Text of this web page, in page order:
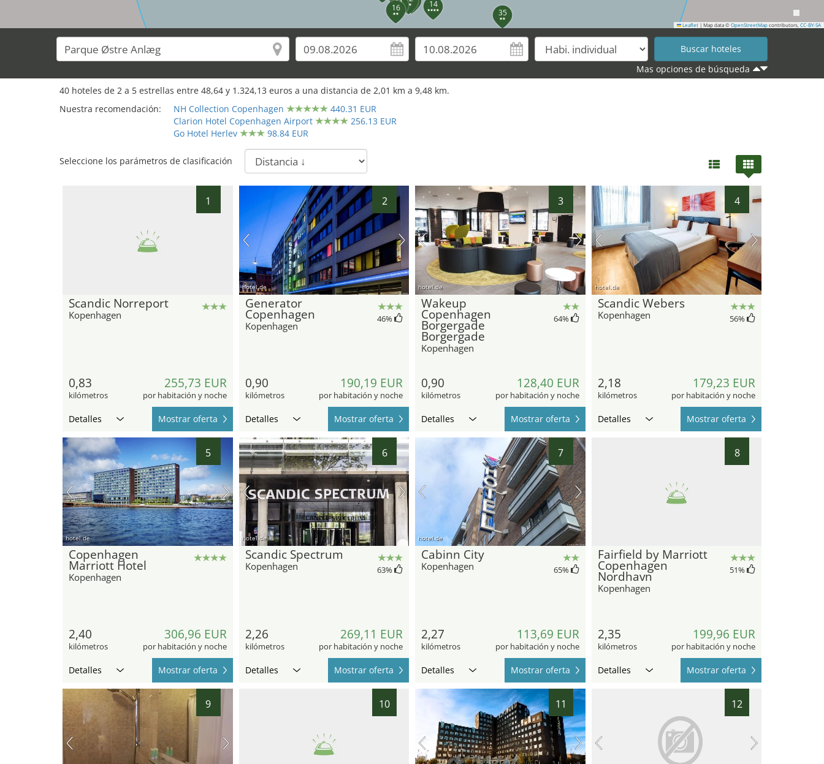
11
14
16 35
Leaflet | Map data © OpenStreetMap contributors, CC-BY-SA
Mas opciones de búsqueda
40 hoteles de 2 a 5 estrellas entre 48,64 y 1.324,13 euros a una distancia de 2,01 km a 9,48 km.
Nuestra recomendación:
NH Collection Copenhagen
440.31 EUR
Clarion Hotel Copenhagen Airport
256.13 EUR
Go Hotel Herlev
98.84 EUR
Seleccione los parámetros de clasificación
1
Scandic Norreport
Kopenhagen
0,83
kilómetros
255,73 EUR
por habitación y noche
Detalles Mostrar oferta
2
hotel.de
Generator
Copenhagen
Kopenhagen
46%
0,90
kilómetros
190,19 EUR
por habitación y noche
Detalles Mostrar oferta
3
hotel.de
Wakeup
Copenhagen
Borgergade
Borgergade
Kopenhagen
64%
0,90
kilómetros
128,40 EUR
por habitación y noche
Detalles Mostrar oferta
4
hotel.de
Scandic Webers
Kopenhagen 56%
2,18
kilómetros
179,23 EUR
por habitación y noche
Detalles Mostrar oferta
5
hotel.de
Copenhagen
Marriott Hotel
Kopenhagen
2,40
kilómetros
306,96 EUR
por habitación y noche
Detalles Mostrar oferta
6
hotel.de
Scandic Spectrum
Kopenhagen 63%
2,26
kilómetros
269,11 EUR
por habitación y noche
Detalles Mostrar oferta
7
hotel.de
Cabinn City
Kopenhagen 65%
2,27
kilómetros
113,69 EUR
por habitación y noche
Detalles Mostrar oferta
8
Fairfield by Marriott
Copenhagen
Nordhavn
Kopenhagen
51%
2,35
kilómetros
199,96 EUR
por habitación y noche
Detalles Mostrar oferta
9 10 11 12